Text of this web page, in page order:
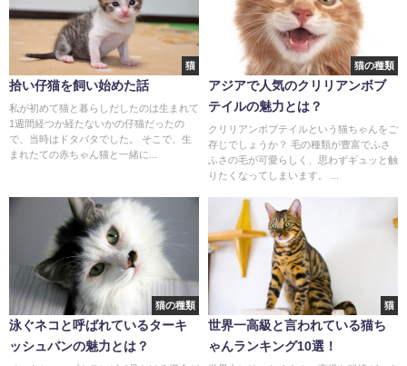
猫
拾い仔猫を飼い始めた話
私が初めて猫と暮らしだしたのは生まれて
1週間経つか経たないかの仔猫だったの
で、当時はドタバタでした。 そこで、生
まれたての赤ちゃん猫と一緒に...
猫の種類
アジアで人気のクリリアンボブ
テイルの魅力とは？
クリリアンボブテイルという猫ちゃんをご
存じでしょうか？ 毛の種類が豊富でふさ
ふさの毛が可愛らしく、思わずギュッと触
りたくなってしまいます。 ...
猫の種類
泳ぐネコと呼ばれているターキ
ッシュバンの魅力とは？
猫
世界一高級と言われている猫ち
ゃんランキング10選！